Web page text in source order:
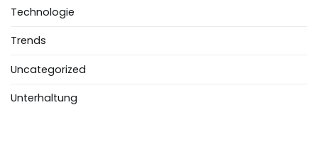
Technologie
Trends
Uncategorized
Unterhaltung